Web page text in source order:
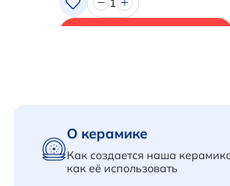
О керамике
Как создается наша
как её использовать